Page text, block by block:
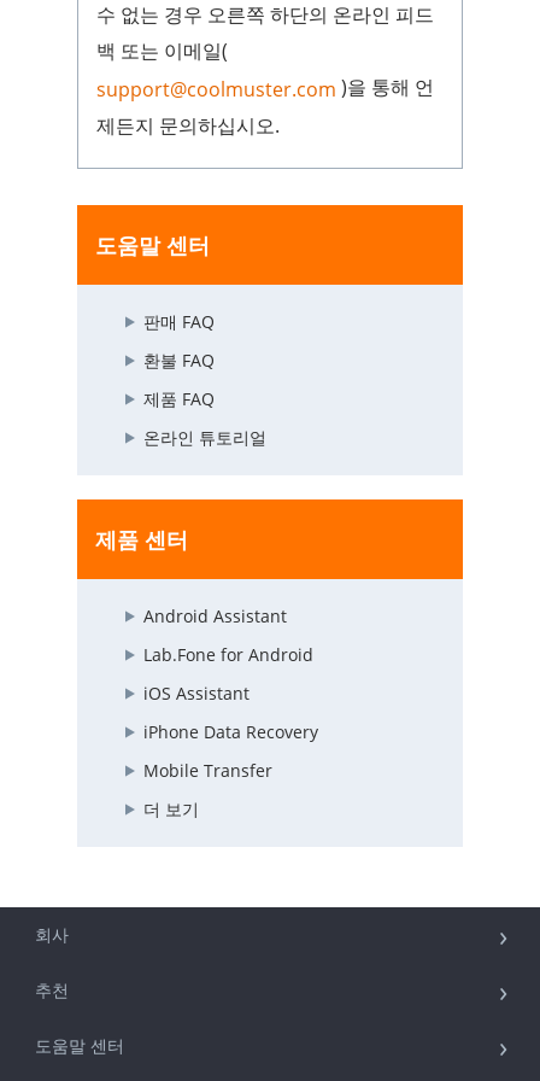
수 없는 경우 오른쪽 하단의 온라인 피드
백 또는 이메일(
support@coolmuster.com )을 통해 언
제든지 문의하십시오.
도움말 센터
판매 FAQ
환불 FAQ
제품 FAQ
온라인 튜토리얼
제품 센터
Android Assistant
Lab.Fone for Android
iOS Assistant
iPhone Data Recovery
Mobile Transfer
더 보기
회사
추천
도움말 센터